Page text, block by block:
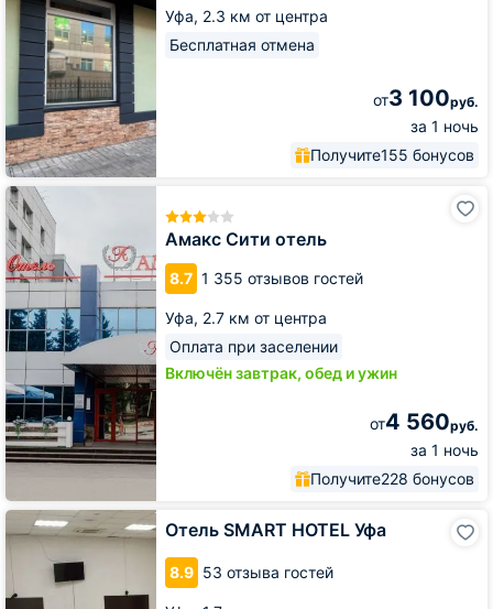
Уфа, 2.3 км от центра
Бесплатная отмена
от3 100руб.
за 1 ночь
Получите155 бонусов
Амакс Сити отель
8.7 1 355 отзывов гостей
Уфа, 2.7 км от центра
Оплата при заселении
Включён завтрак, обед и ужин
от4 560руб.
за 1 ночь
Получите228 бонусов
Амакс
Сити
отель
Отель SMART HOTEL Уфа
8.9 53 отзыва гостей
Отель
SMART